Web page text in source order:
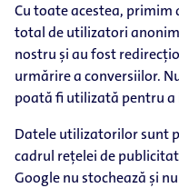
Cu toate acestea,
total de utilizatori
nostru și au fost
urmărire a conversiilor.
poată fi utilizată pentru
Datele utilizatorilor sunt
cadrul rețelei de
Google nu stochează și